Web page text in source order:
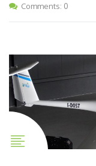
Comments: 0